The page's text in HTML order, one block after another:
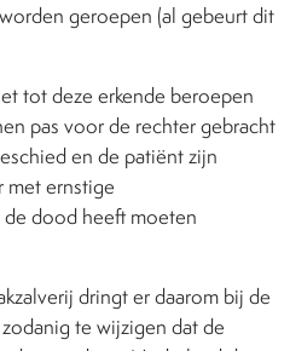
geroepen (al gebeurt dit
tot deze erkende beroepen
pas voor de rechter gebracht
en de patiënt zijn
met ernstige
dood heeft moeten
dringt er daarom bij de
te wijzigen dat de